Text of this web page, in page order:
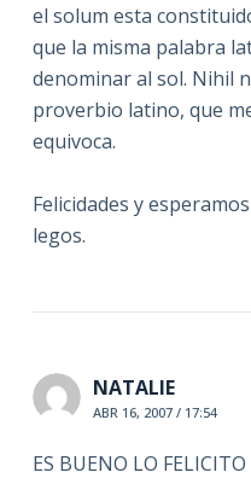
el solum esta
que la misma palabra
denominar al sol. Nihil
proverbio latino, que
equivoca.
Felicidades y
legos.
NATALIE
ABR 16, 2007 / 17:54
ES BUENO LO FELICITO